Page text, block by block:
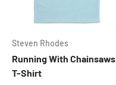
Steven Rhodes
Running With Chainsaws
T-Shirt